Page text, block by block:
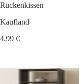
Rückenkissen
Kaufland
4,99 €